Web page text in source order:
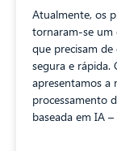
Atualmente, os
tornaram-se um
que precisam
segura e rápida.
apresentamos a
processamento
baseada em IA